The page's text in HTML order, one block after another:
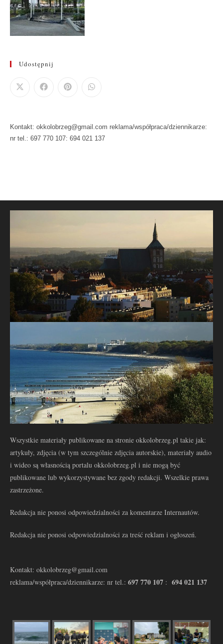
Udostępnij
Kontakt: okkolobrzeg@gmail.com reklama/współpraca/dziennikarze:
nr tel.: 697 770 107: 694 021 137
Wszystkie materiały publikowane na stronie okkolobrzeg.pl takie jak:
artykuły, zdjęcia (w tym szczególnie zdjęcia autorskie), materiały audio
i wideo są własnością portalu okkolobrzeg.pl i nie mogą być
publikowane lub wykorzystywane bez zgody redakcji. Wszelkie prawa
zastrzeżone.
Redakcja nie ponosi odpowiedzialności za komentarze Internautów.
Redakcja nie ponosi odpowiedzialności za treść reklam i ogłoszeń.
Kontakt: okkolobrzeg@gmail.com
reklama/współpraca/dziennikarze: nr tel.: 697 770 107 : 694 021 137